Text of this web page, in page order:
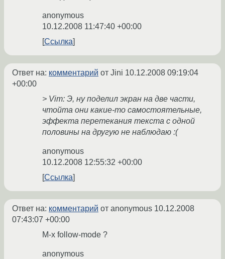
anonymous
10.12.2008 11:47:40 +00:00
Ссылка
Ответ на: комментарий от Jini 10.12.2008 09:19:04
+00:00
> Vim: Э, ну поделил экран на две части,
чтойта они какие-то самостоятельные,
эффекта перетекания текста с одной
половины на другую не наблюдаю :(
anonymous
10.12.2008 12:55:32 +00:00
Ссылка
Ответ на: комментарий от anonymous 10.12.2008
07:43:07 +00:00
M-x follow-mode ?
anonymous